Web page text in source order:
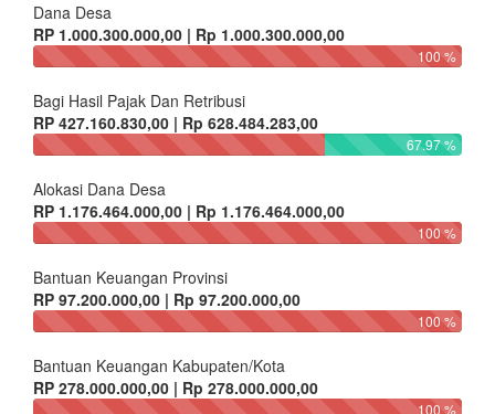
Dana Desa
RP 1.000.300.000,00 | Rp 1.000.300.000,00
100 %
Bagi Hasil Pajak Dan Retribusi
RP 427.160.830,00 | Rp 628.484.283,00
67.97 %
Alokasi Dana Desa
RP 1.176.464.000,00 | Rp 1.176.464.000,00
100 %
Bantuan Keuangan Provinsi
RP 97.200.000,00 | Rp 97.200.000,00
100 %
Bantuan Keuangan Kabupaten/Kota
RP 278.000.000,00 | Rp 278.000.000,00
100 %